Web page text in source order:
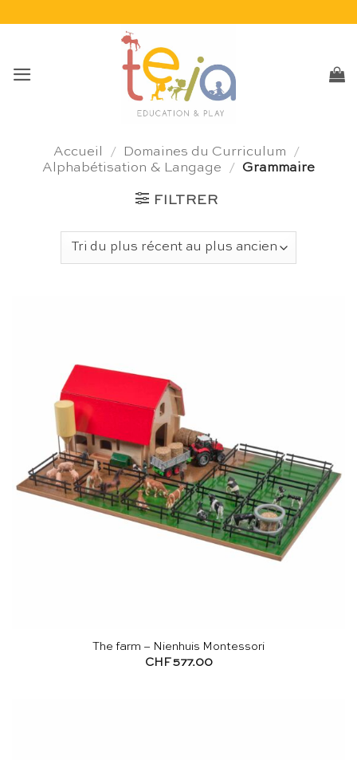
Accueil / Domaines du Curriculum
/
Alphabétisation & Langage
/ Grammaire
FILTRER
The farm – Nienhuis Montessori
CHF577.00